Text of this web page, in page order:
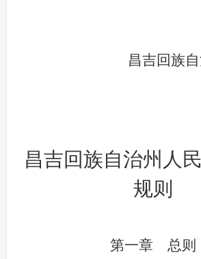
昌吉回族自治州
昌吉回族自治州人
规则
第一章 总则